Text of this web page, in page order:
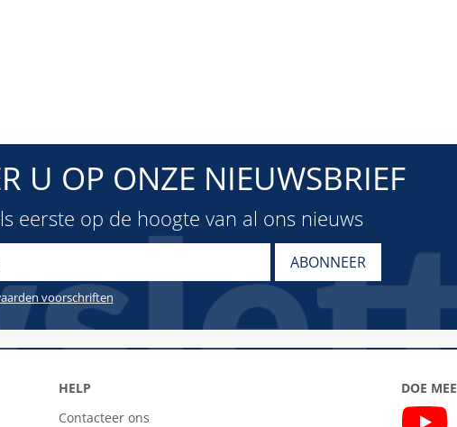
U OP ONZE NIEUWSBRIEF
eerste op de hoogte van al ons nieuws
voorschriften
HELP
Contacteer ons
DOE MEE